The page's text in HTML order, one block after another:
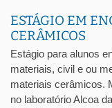
ESTÁGIO EM
CERÂMICOS
Estágio para alunos
materiais, civil e ou
materiais cerâmicos.
no laboratório Alcoa